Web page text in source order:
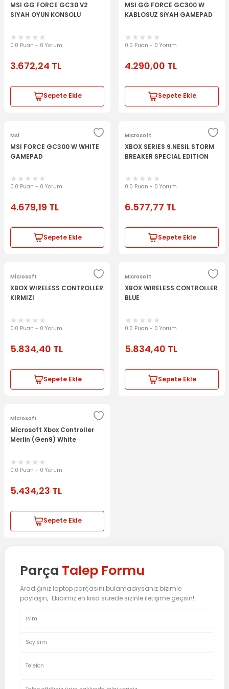
MSI GG FORCE GC30 V2
SIYAH OYUN KONSOLU
0.0 Puan - 0 Yorum
3.672,24 TL
Sepete Ekle
MSI GG FORCE GC300 W
KABLOSUZ SİYAH GAMEPAD
0.0 Puan - 0 Yorum
4.290,00 TL
Sepete Ekle
Msi
MSI FORCE GC300 W WHITE
GAMEPAD
0.0 Puan - 0 Yorum
4.679,19 TL
Sepete Ekle
Microsoft
XBOX SERIES 9.NESIL STORM
BREAKER SPECIAL EDITION
0.0 Puan - 0 Yorum
6.577,77 TL
Sepete Ekle
Microsoft
XBOX WIRELESS CONTROLLER
KIRMIZI
0.0 Puan - 0 Yorum
5.834,40 TL
Sepete Ekle
Microsoft
XBOX WIRELESS CONTROLLER
BLUE
0.0 Puan - 0 Yorum
5.834,40 TL
Sepete Ekle
Microsoft
Microsoft Xbox Controller
Merlin (Gen9) White
0.0 Puan - 0 Yorum
5.434,23 TL
Sepete Ekle
Parça Talep Formu
Aradığınız laptop parçasını bulamadıysanız bizimle
paylaşın, Ekibimiz en kısa sürede sizinle iletişime geçsin!